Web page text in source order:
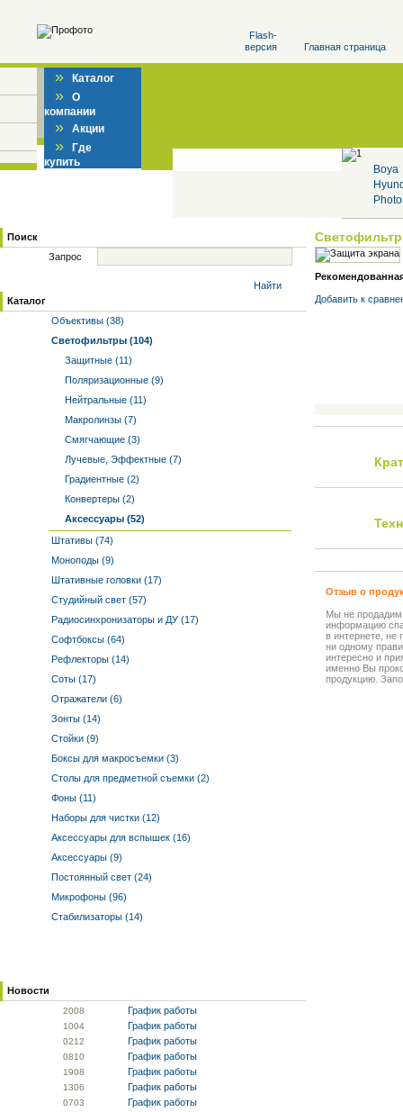
Flash-
версия
Главная страница
» Каталог
» О
компании
» Акции
» Где
купить
Boya
Поиск
Запрос
Найти
Каталог
Объективы (38)
Светофильтры (104)
Защитные (11)
Поляризационные (9)
Нейтральные (11)
Макролинзы (7)
Смягчающие (3)
Лучевые, Эффектные (7)
Градиентные (2)
Конвертеры (2)
Аксессуары (52)
Штативы (74)
Моноподы (9)
Штативные головки (17)
Студийный свет (57)
Радиосинхронизаторы и ДУ (17)
Софтбоксы (64)
Рефлекторы (14)
Соты (17)
Отражатели (6)
Зонты (14)
Стойки (9)
Боксы для макросъемки (3)
Столы для предметной съемки (2)
Фоны (11)
Наборы для чистки (12)
Аксессуары для вспышек (16)
Аксессуары (9)
Постоянный свет (24)
Микрофоны (96)
Стабилизаторы (14)
Новости
2008 График работы
1004 График работы
0212 График работы
0810 График работы
1908 График работы
1306 График работы
0703 График работы
Добавить к
Отзыв о
Мы не
информацию
в интернете, не
ни одному
интересно и
именно Вы
продукцию.